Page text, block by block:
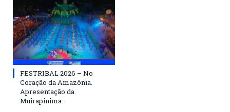
FESTRIBAL 2026 – No
Coração da Amazônia.
Apresentação da
Muirapinima.